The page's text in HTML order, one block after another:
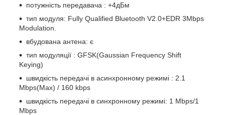
потужність передавача : +4дБм
тип модуля: Fully Qualified Bluetooth V2.0+EDR 3Mbps
Modulation.
вбудована антена: є
тип модуляції : GFSK(Gaussian Frequency Shift
Keying)
швидкість передачі в асинхронному режимі : 2.1
Mbps(Max) / 160 kbps
швидкість передачі в синхронному режимі: 1 Mbps/1
Mbps